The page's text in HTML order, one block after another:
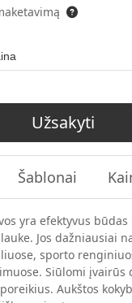
Užsakyti
Šablonai
yra efektyvus
Jos dažniausiai
sporto
Siūlomi įvairūs
Aukštos